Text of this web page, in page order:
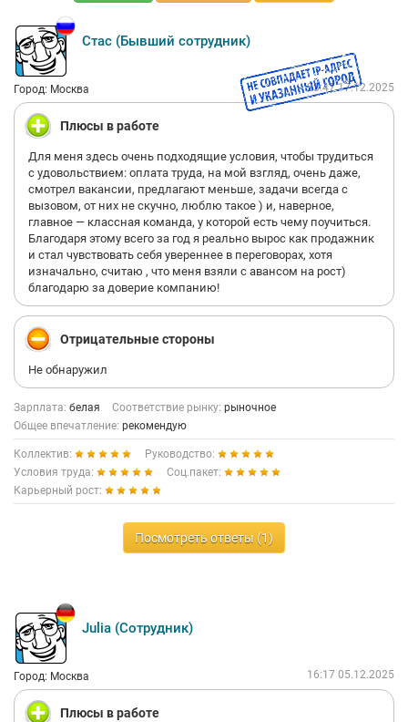
Стас (Бывший сотрудник)
Город: Москва 23:47 17.12.2025
Плюсы в работе
Для меня здесь очень подходящие условия, чтобы трудиться
с удовольствием: оплата труда, на мой взгляд, очень даже,
смотрел вакансии, предлагают меньше, задачи всегда с
вызовом, от них не скучно, люблю такое ) и, наверное,
главное — классная команда, у которой есть чему поучиться.
Благодаря этому всего за год я реально вырос как продажник
и стал чувствовать себя увереннее в переговорах, хотя
изначально, считаю , что меня взяли с авансом на рост)
благодарю за доверие компанию!
Отрицательные стороны
Не обнаружил
Зарплата: белая Соответствие рынку: рыночное
Общее впечатление: рекомендую
Коллектив:
Руководство:
Условия труда:
Соц.пакет:
Карьерный рост:
Посмотреть ответы (1)
Julia (Сотрудник)
Город: Москва 16:17 05.12.2025
Плюсы в работе